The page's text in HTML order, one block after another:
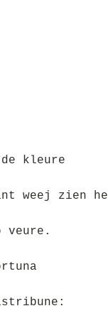
kleure
weej zien
veure.